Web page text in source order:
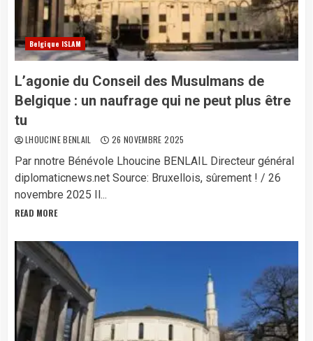
Belgique ISLAM
L’agonie du Conseil des Musulmans de
Belgique : un naufrage qui ne peut plus être
tu
LHOUCINE BENLAIL 26 NOVEMBRE 2025
Par nnotre Bénévole Lhoucine BENLAIL Directeur général
diplomaticnews.net Source: Bruxellois, sûrement ! / 26
novembre 2025 Il...
READ MORE